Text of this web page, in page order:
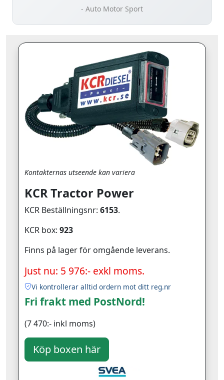
- Auto Motor Sport
Kontakternas utseende kan variera
KCR Tractor Power
KCR Beställningsnr: 6153.
KCR box: 923
Finns på lager för omgående leverans.
Just nu: 5 976:- exkl moms.
Vi kontrollerar alltid ordern mot ditt reg.nr
Fri frakt med PostNord!
(7 470:- inkl moms)